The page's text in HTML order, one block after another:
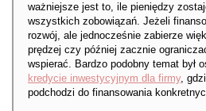
ważniejsze jest to, ile pieniędzy
wszystkich zobowiązań. Jeżeli
rozwój, ale jednocześnie zabierze
prędzej czy później zacznie
wspierać. Bardzo podobny temat był
kredycie inwestycyjnym dla firmy,
podchodzi do finansowania